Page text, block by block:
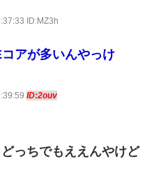
ID:MZ3h
アが多いんやっけ
ID:2ouv
っちでもええんやけど